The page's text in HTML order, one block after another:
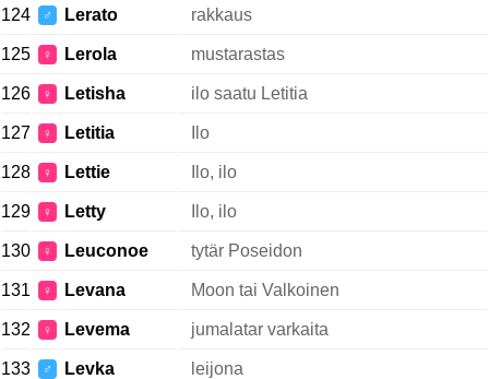
124 ♂ Lerato rakkaus
125 ♀ Lerola mustarastas
126 ♀ Letisha ilo saatu Letitia
127 ♀ Letitia Ilo
128 ♀ Lettie Ilo, ilo
129 ♀ Letty Ilo, ilo
130 ♀ Leuconoe tytär Poseidon
131 ♀ Levana Moon tai Valkoinen
132 ♀ Levema jumalatar varkaita
133 ♂ Levka leijona